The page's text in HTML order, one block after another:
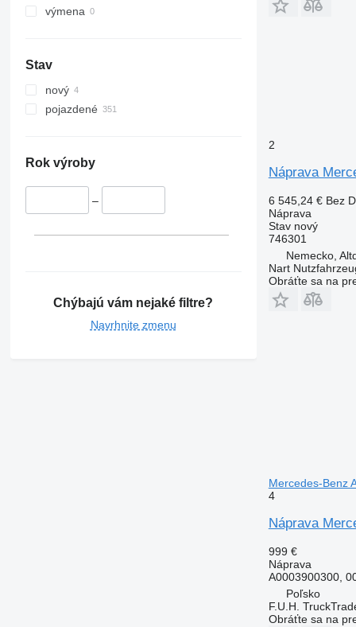
výmena
Stav
nový
pojazdené
Rok výroby
–
Chýbajú vám nejaké filtre?
Navrhnite zmenu
2
Náprava
6 545,24 € Bez
Náprava
Stavnový
746301
Nemecko,
Nart
Obráťte sa na
Mercedes-Benz
4
Náprava
999 €
Náprava
A0003900300,
Poľsko
F.U.H.
Obráťte sa na